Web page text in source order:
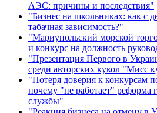
АЭС: причины и последствия"
"Бизнес на школьниках: как с
табачная зависимость?"
"Мариупольский морской
и конкурс на должность
"Презентация Первого в
среди авторских кукол "Мисс
"Потеря доверия к конкурсам
почему "не работает" реформа
службы"